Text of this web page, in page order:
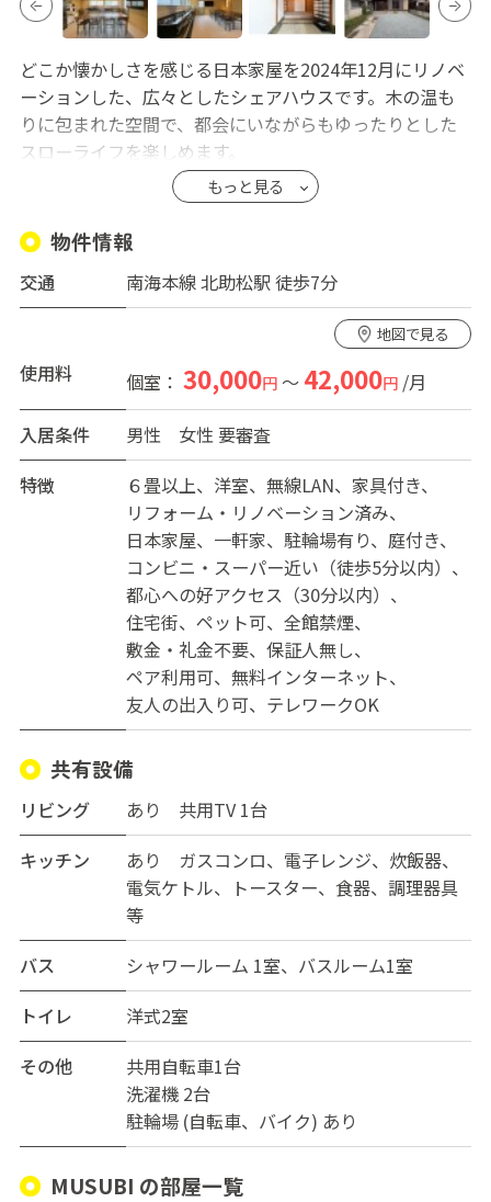
どこか懐かしさを感じる日本家屋を2024年12月にリノベ
ーションした、広々としたシェアハウスです。木の温も
りに包まれた空間で、都会にいながらもゆったりとした
スローライフを楽しめます。
自慢は、四季を感じられるお庭。家庭菜園を楽しんだ
り、コーヒーを片手にひと息ついたり。ペットの飼育も
可能なので、大切な家族と一緒に暮らせます。住人同士
で育てた野菜を囲む、あたたかな時間が流れています。
アクセスも良好で、関西空港や難波方面へもスムーズ。
出張や旅行が多い方にも便利な立地です。リモートワー
カーの方も歓迎しており、落ち着いた環境で集中しなが
ら、必要なときには人とのつながりも感じられるバラン
スの良さが魅力です。
外国人の方も大歓迎。多様なバックグラウンドを持つ人
たちが自然に集まり、日常の中で国際交流が生まれま
す。それでいて、雰囲気はとてもアットホーム。初めての
シェア生活でも安心してなじんでいただけます。
広さ、自然、アクセス、そしてあたたかなコミュニテ
忙しい毎日から少し離れて、自分らしい時間を大切にで
きる住まいです。
もっと見る
物件情報
交通 南海本線 北助松駅 徒歩7分
地図で見る
使用料 個室： 30,000円～ 42,000円/月
入居条件
男性 女性 要審査
特徴
６畳以上 洋室 無線LAN
家具付き
リフォーム・リノベーション済み
日本家屋
一軒家 駐輪場有り
庭付き
コンビニ・スーパー近い（徒歩5分以内）
都心への好アクセス（30分以内）
住宅街
ペット可
全館禁煙
敷金・礼金不要
保証人無し
ペア利用可
無料インターネット
友人の出入り可
テレワークOK
共有設備
リビング
あり 共用TV 1台
キッチン
あり ガスコンロ、電子レンジ、炊飯器、
電気ケトル、トースター、食器、調理器具
等
バス
シャワールーム 1室、バスルーム1室
トイレ
洋式2室
その他
共用自転車1台
洗濯機 2台
駐輪場 (自転車、バイク) あり
MUSUBI の部屋一覧